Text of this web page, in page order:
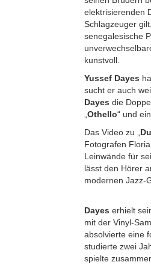
elektrisierenden
Schlagzeuger
senegalesische
kunstvoll.
Yussef Dayes
sucht er auch
Dayes die
Othello“ und
Das Video zu „
Fotografen
Leinwände für
lässt den Hörer
modernen Jazz-
Dayes erhielt
mit der Vinyl-
absolvierte eine
studierte zwei
spielte